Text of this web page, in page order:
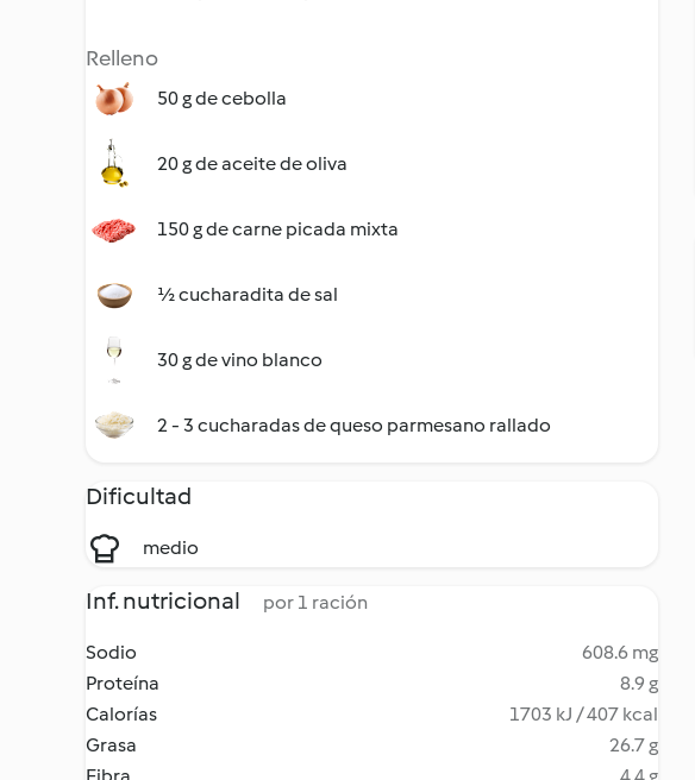
Relleno
50 g de cebolla
20 g de aceite de oliva
150 g de carne picada mixta
½ cucharadita de sal
30 g de vino blanco
2 - 3 cucharadas de queso parmesano rallado
Dificultad
medio
Inf. nutricional por 1 ración
Sodio
608.6 mg
Proteína
8.9 g
Calorías
1703 kJ / 407 kcal
Grasa
26.7 g